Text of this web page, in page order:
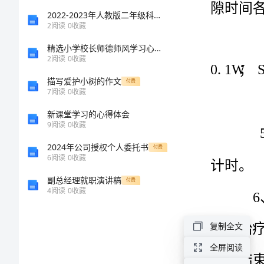
2022-2023年人教版二年级科学下册期中测试卷(必考题)
2阅读 0收藏
精选小学校长师德师风学习心得体会
2阅读 0收藏
描写爱护小树的作文 付费
7阅读 0收藏
新课堂学习的心得体会
9阅读 0收藏
2024年公司授权个人委托书 付费
6阅读 0收藏
副总经理就职演讲稿 付费
4阅读 0收藏
复制全文
全屏阅读